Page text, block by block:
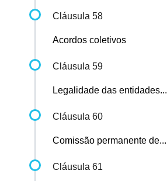
Cláusula 58
Acordos coletivos
Cláusula 59
Legalidade das entidades...
Cláusula 60
Comissão permanente de...
Cláusula 61